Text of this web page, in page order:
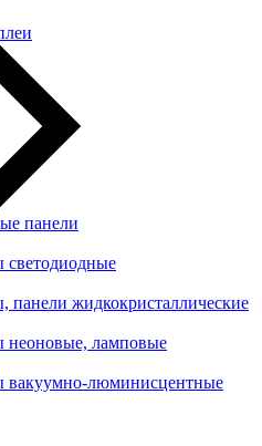
панели
светодиодные
панели жидкокристаллические
неоновые, ламповые
вакуумно-люминисцентные